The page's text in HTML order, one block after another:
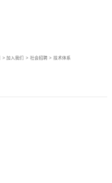
> 加入我们 > 社会招聘 > 技术体系